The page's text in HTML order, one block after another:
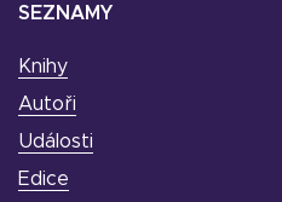
SEZNAMY
Knihy
Autoři
Události
Edice